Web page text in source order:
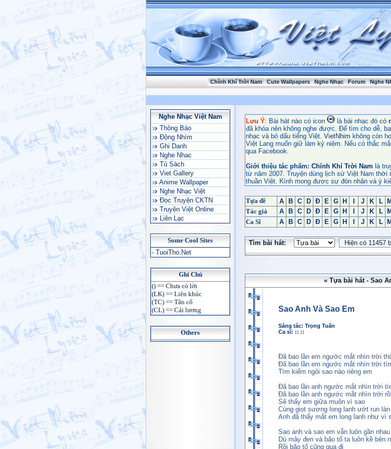
Chính Khí Trời Nam Cute Wallpapers Nghe Nhạc Forum Nghe
Nghe Nhạc Việt Nam
Thông Báo
Động Nhím
Ghi Danh
Nghe Nhac
Tủ Sách
Viet Gallery
Anime Wallpaper
Nghe Nhạc Việt
Đọc Truyện CKTN
Truyện Việt Online
Liên Lạc
Some Cool Sites
- TuoiTho.Net
Ghi Chú
() == Chưa có lời
(LK) == Liên khúc
(TC) == Tân cổ
(CL) == Cải lương
Others
Lưu Ý: Bài hát nào có icon là bài nhạc đó có
đã khóa nên không nghe được. Để tìm cho dễ,
nhạc và bỏ dấu tiếng Việt. VietNhim không còn
Việt Lang muốn giữ làm kỷ niệm. Nếu có thắc
qua Facebook.
Giới thiệu tác phẩm: Chính Khí Trời Nam là
từ năm 2007. Truyện dùng lịch sử Việt Nam thời
thuần Việt. Kính mong được sự đón nhận và ý
Tựa đề A B C D Đ E G H J K L M
Tác giả
A B C D Đ E G H J K L M
Ca Sĩ
A B C D Đ E G H J K L M
Tìm bài hát:
« Tựa bài hát - Sao
Sao Anh Và Sao Em
Sáng tác: Trọng Tuấn
Ca sĩ: :: ::
Đã bao lần em ngước mắt nhìn trời
Đã bao lần em ngước mắt nhìn trời
Tìm kiếm ngôi sao nào riêng em
Đã bao lần anh ngước mắt nhìn trời
Đã bao lần anh ngước mắt nhìn trời
Sẽ thấy em giữa muôn vì sao
Cùng giọt sương long lanh ướt run làn
Anh đã thấy mắt em long lanh như vì
Sao anh và sao em vẫn luôn gần nhau
Dù mây đen và bão tố ta luôn kề bên
Rồi bão tố cũng qua đi